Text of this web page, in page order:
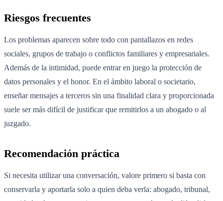
Riesgos frecuentes
Los problemas aparecen sobre todo con pantallazos en redes
sociales, grupos de trabajo o conflictos familiares y empresariales.
Además de la intimidad, puede entrar en juego la protección de
datos personales y el honor. En el ámbito laboral o societario,
enseñar mensajes a terceros sin una finalidad clara y proporcionada
suele ser más difícil de justificar que remitirlos a un abogado o al
juzgado.
Recomendación práctica
Si necesita utilizar una conversación, valore primero si basta con
conservarla y aportarla solo a quien deba verla: abogado, tribunal,